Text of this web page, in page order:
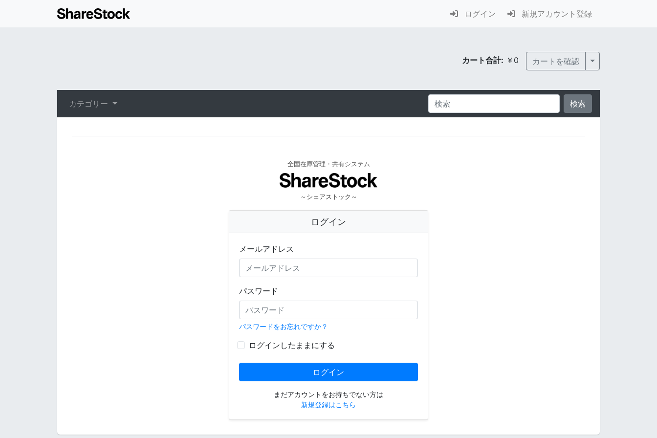
ログイン 新規アカウント登録
カート合計: ￥0 カートを確認 Toggle Dropdown
カテゴリー 検索
全国在庫管理・共有システム
～シェアストック～
ログイン
メールアドレス
パスワード
パスワードをお忘れですか？
ログインしたままにする
ログイン
まだアカウントをお持ちでない方は
新規登録はこちら